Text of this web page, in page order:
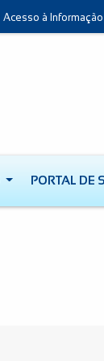
Acesso à Informação
PORTAL DE